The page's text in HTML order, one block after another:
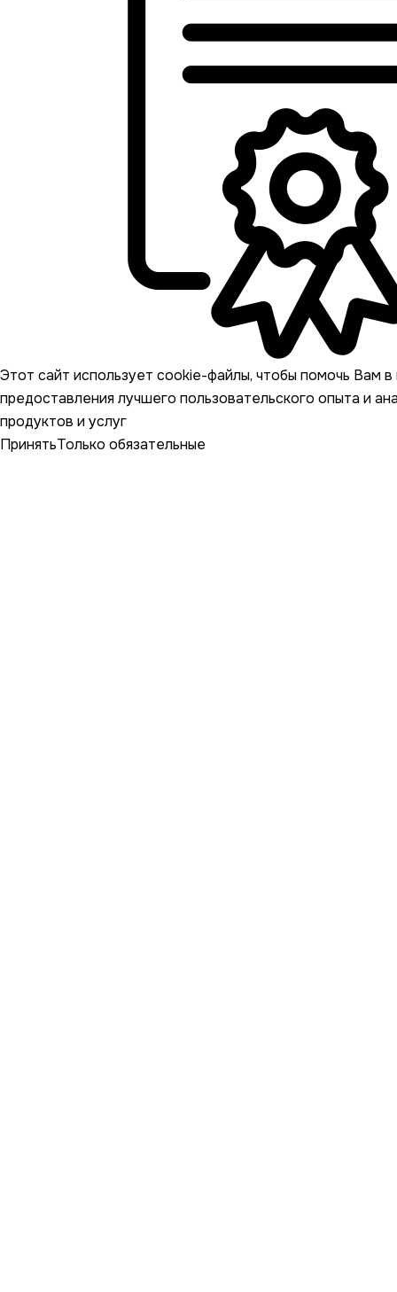
Этот сайт использует cookie-файлы, чтобы помочь Вам в
предоставления лучшего пользовательского опыта и
продуктов и услуг
ПринятьТолько обязательные